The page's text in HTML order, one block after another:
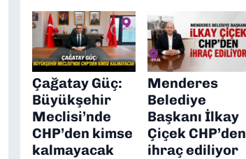
Çağatay Güç:
Büyükşehir
Meclisi’nde
CHP’den kimse
kalmayacak
Menderes
Belediye
Başkanı İlkay
Çiçek CHP’den
ihraç ediliyor